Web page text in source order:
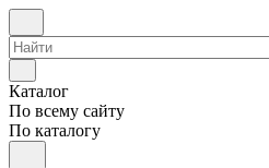
Каталог
По всему сайту
По каталогу